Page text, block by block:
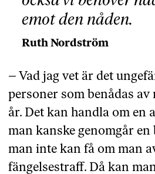
emot den nåden.
Ruth Nordström
– Vad jag vet är det
personer som benådas av
år. Det kan handla om en
man kanske genomgår
man inte kan få om man
fängelsestraff. Då kan